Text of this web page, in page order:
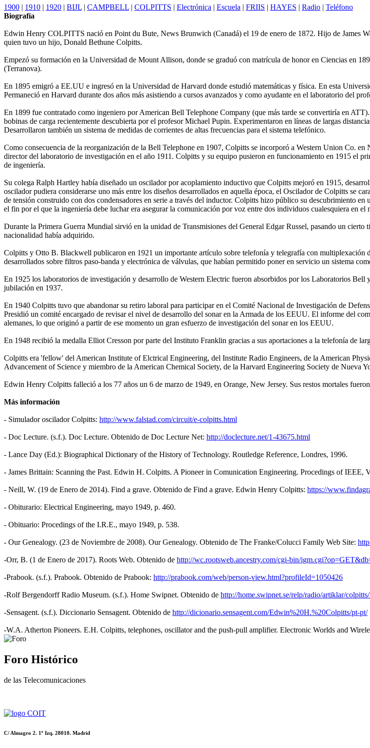
1900 | 1910 | 1920 | BIJL | CAMPBELL | COLPITTS | Electrónica | Escuela | FRIIS | HAYES | Radio | Teléfono
Biografía
Edwin Henry COLPITTS nació en Point du Bute, News Brunwich (Canadá) el 19 de enero de 1872. Hijo de James
quien tuvo un hijo, Donald Bethune Colpitts.
Empezó su formación en la Universidad de Mount Allison, donde se graduó con matrícula de honor en Ciencias en
(Terranova).
En 1895 emigró a EE.UU e ingresó en la Universidad de Harvard donde estudió matemáticas y física. En esta
Permaneció en Harvard durante dos años más asistiendo a cursos avanzados y como ayudante en el laboratorio del
En 1899 fue contratado como ingeniero por American Bell Telephone Company (que más tarde se convertiría en
bobinas de carga recientemente descubierta por el profesor Michael Pupin. Experimentaron en líneas de largas
Desarrollaron también un sistema de medidas de corrientes de altas frecuencias para el sistema telefónico.
Como consecuencia de la reorganización de la Bell Telephone en 1907, Colpitts se incorporó a Western Union Co.
director del laboratorio de investigación en el año 1911. Colpitts y su equipo pusieron en funcionamiento en 1915 el
de ingeniería.
Su colega Ralph Hartley había diseñado un oscilador por acoplamiento inductivo que Colpitts mejoró en 1915,
oscilador pudiera considerarse uno más entre los diseños desarrollados en aquella época, el Oscilador de Colpitts se
de tensión construido con dos condensadores en serie a través del inductor. Colpitts hizo público su descubrimiento
el fin por el que la ingeniería debe luchar era asegurar la comunicación por voz entre dos individuos cualesquiera en
Durante la Primera Guerra Mundial sirvió en la unidad de Transmisiones del General Edgar Russel, pasando un
nacionalidad había adquirido.
Colpitts y Otto B. Blackwell publicaron en 1921 un importante artículo sobre telefonía y telegrafía con multiplexación
desarrollados sobre filtros paso-banda y electrónica de válvulas, que habían permitido poner en servicio un sistema
En 1925 los laboratorios de investigación y desarrollo de Western Electric fueron absorbidos por los Laboratorios
jubilación en 1937.
En 1940 Colpitts tuvo que abandonar su retiro laboral para participar en el Comité Nacional de Investigación de
Presidió un comité encargado de revisar el nivel de desarrollo del sonar en la Armada de los EEUU. El informe del
alemanes, lo que originó a partir de ese momento un gran esfuerzo de investigación del sonar en los EEUU.
En 1948 recibió la medalla Elliot Cresson por parte del Instituto Franklin gracias a sus aportaciones a la telefonía de
Colpitts era 'fellow' del American Institute of Elctrical Engineering, del Institute Radio Engineers, de la American
Advancement of Science y miembro de la American Chemical Society, de la Harvard Engineering Society de Nueva
Edwin Henry Colpitts falleció a los 77 años un 6 de marzo de 1949, en Orange, New Jersey. Sus restos mortales
Más información
- Simulador oscilador Colpitts: http://www.falstad.com/circuit/e-colpitts.html
- Doc Lecture. (s.f.). Doc Lecture. Obtenido de Doc Lecture Net: http://doclecture.net/1-43675.html
- Lance Day (Ed.): Biographical Dictionary of the History of Technology. Routledge Reference, Londres, 1996.
- James Brittain: Scanning the Past. Edwin H. Colpitts. A Pioneer in Comunication Engineering. Procedings of IEEE,
- Neill, W. (19 de Enero de 2014). Find a grave. Obtenido de Find a grave. Edwin Henry Colpitts: https://
- Obiturario: Electrical Engineering, mayo 1949, p. 460.
- Obituario: Procedings of the I.R.E., mayo 1949, p. 538.
- Our Genealogy. (23 de Noviembre de 2008). Our Genealogy. Obtenido de The Franke/Colucci Family Web Site:
-Orr, B. (1 de Enero de 2017). Roots Web. Obtenido de http://wc.rootsweb.ancestry.com/cgi-bin/
-Prabook. (s.f.). Prabook. Obtenido de Prabook: http://prabook.com/web/person-view.html?profileId=1050426
-Rolf Bergendorff Radio Museum. (s.f.). Home Swipnet. Obtenido de http://home.swipnet.se/relp/radio/artiklar/
-Sensagent. (s.f.). Diccionario Sensagent. Obtenido de http://dicionario.sensagent.com/Edwin%20H.%20Colpitts/pt-pt/
-W.A. Atherton Pioneers. E.H. Colpitts, telephones, oscillator and the push-pull amplifier. Electronic Worlds and
Foro Histórico
de las Telecomunicaciones
C/ Almagro 2. 1º Izq. 28010. Madrid